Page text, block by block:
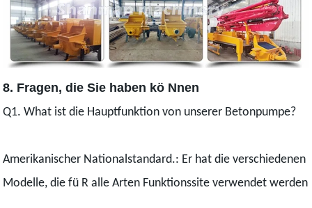
8. Fragen, die Sie haben kö Nnen
Q1. What ist die Hauptfunktion von unserer Betonpumpe?
Amerikanischer Nationalstandard.: Er hat die verschiedenen
Modelle, die fü R alle Arten Funktionssite verwendet werden